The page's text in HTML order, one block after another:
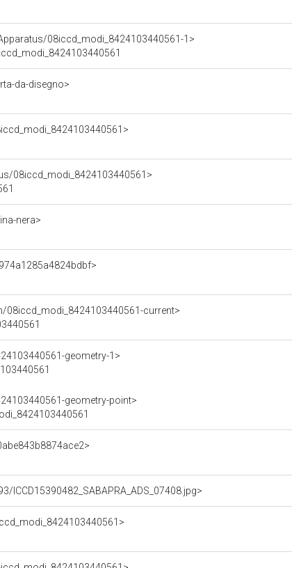
08iccd_modi_8424103440561-1>
da-disegno>
08iccd_modi_8424103440561>
nera>
current>
geometry-1>
geometry-point>